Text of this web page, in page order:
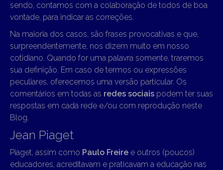
sendo, contamos com a colaboração de todos de boa
vontade, para indicar as correções.
Na maioria dos casos, são frases provocativas e que,
surpreendentemente, nos dizem muito em nosso
cotidiano. Quando for uma palavra somente, traremos
sua definição. Em caso de termos ou expressões
peculiares, oferecemos uma versão particular. Os
comentários em todas as redes sociais podem ter suas
respostas em cada rede e/ou com reprodução neste
Blog.
Jean Piaget
Piaget, assim como Paulo Freire e outros (poucos)
educadores, acreditavam e praticavam a educação nas